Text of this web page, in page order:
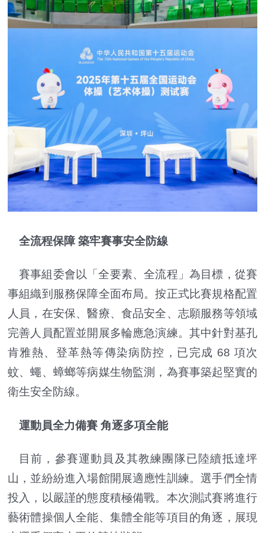
全流程保障 築牢賽事安全防線
賽事組委會以「全要素、全流程」為目標，從賽
事組織到服務保障全面布局。按正式比賽規格配置
人員，在安保、醫療、食品安全、志願服務等領域
完善人員配置並開展多輪應急演練。其中針對基孔
肯雅熱、登革熱等傳染病防控，已完成 68 項次
蚊、蠅、蟑螂等病媒生物監測，為賽事築起堅實的
衛生安全防線。
運動員全力備賽 角逐多項全能
目前，參賽運動員及其教練團隊已陸續抵達坪
山，並紛紛進入場館開展適應性訓練。選手們全情
投入，以嚴謹的態度積極備戰。本次測試賽將進行
藝術體操個人全能、集體全能等項目的角逐，展現